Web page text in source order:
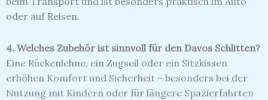
oder auf Reisen.
4. Welches Zubehör ist sinnvoll für den Davos Schlitten?
Eine Rückenlehne, ein Zugseil oder ein Sitzkissen
erhöhen Komfort und Sicherheit – besonders bei der
Nutzung mit Kindern oder für längere Spazierfahrten